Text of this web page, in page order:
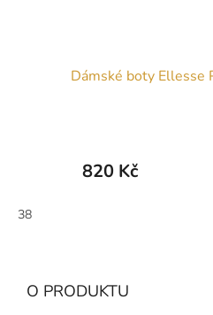
Dámské boty Ellesse
820 Kč
38
O PRODUKTU